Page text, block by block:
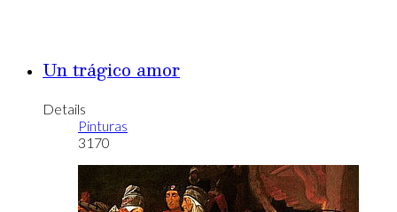
Un trágico amor
Details
Pinturas
3170